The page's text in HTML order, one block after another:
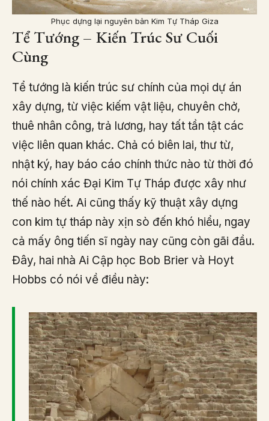
Phục dựng lại nguyên bản Kim Tự Tháp Giza
Tể Tướng – Kiến Trúc Sư Cuối
Cùng
Tể tướng là kiến trúc sư chính của mọi dự án
xây dựng, từ việc kiếm vật liệu, chuyên chở,
thuê nhân công, trả lương, hay tất tần tật các
việc liên quan khác. Chả có biên lai, thư từ,
nhật ký, hay báo cáo chính thức nào từ thời đó
nói chính xác Đại Kim Tự Tháp được xây như
thế nào hết. Ai cũng thấy kỹ thuật xây dựng
con kim tự tháp này xịn sò đến khó hiểu, ngay
cả mấy ông tiến sĩ ngày nay cũng còn gãi đầu.
Đây, hai nhà Ai Cập học Bob Brier và Hoyt
Hobbs có nói về điều này: